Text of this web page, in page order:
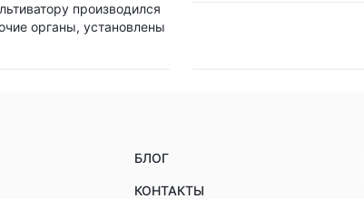
производился
органы, установлены
БЛОГ
КОНТАКТЫ